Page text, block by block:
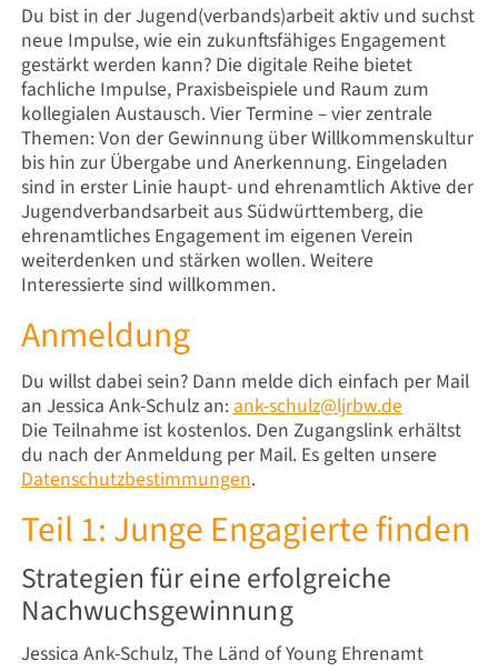
Du bist in der Jugend(verbands)arbeit aktiv und suchst
neue Impulse, wie ein zukunftsfähiges Engagement
gestärkt werden kann? Die digitale Reihe bietet
fachliche Impulse, Praxisbeispiele und Raum zum
kollegialen Austausch. Vier Termine – vier zentrale
Themen: Von der Gewinnung über Willkommenskultur
bis hin zur Übergabe und Anerkennung. Eingeladen
sind in erster Linie haupt- und ehrenamtlich Aktive der
Jugendverbandsarbeit aus Südwürttemberg, die
ehrenamtliches Engagement im eigenen Verein
weiterdenken und stärken wollen. Weitere
Interessierte sind willkommen.
Anmeldung
Du willst dabei sein? Dann melde dich einfach per Mail
an Jessica Ank-Schulz an: ank-schulz@ljrbw.de
Die Teilnahme ist kostenlos. Den Zugangslink erhältst
du nach der Anmeldung per Mail. Es gelten unsere
Datenschutzbestimmungen.
Teil 1: Junge Engagierte finden
Strategien für eine erfolgreiche
Nachwuchsgewinnung
Jessica Ank-Schulz, The Länd of Young Ehrenamt